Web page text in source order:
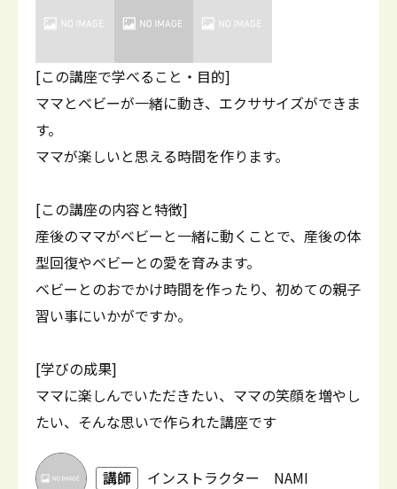
[この講座で学べること・目的]
ママとベビーが一緒に動き、エクササイズができま
す。
ママが楽しいと思える時間を作ります。
[この講座の内容と特徴]
産後のママがベビーと一緒に動くことで、産後の体
型回復やベビーとの愛を育みます。
ベビーとのおでかけ時間を作ったり、初めての親子
習い事にいかがですか。
[学びの成果]
ママに楽しんでいただきたい、ママの笑顔を増やし
たい、そんな思いで作られた講座です
講師 インストラクター NAMI